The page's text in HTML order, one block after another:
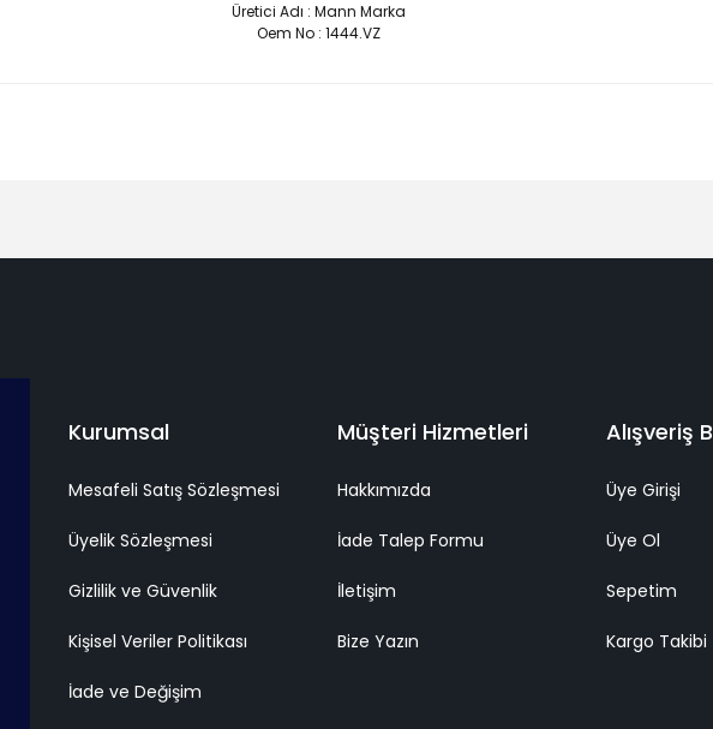
Üretici Adı : Mann Marka
Oem No : 1444.VZ
Kurumsal
Mesafeli Satış Sözleşmesi
Üyelik Sözleşmesi
Gizlilik ve Güvenlik
Kişisel Veriler Politikası
İade ve Değişim
Müşteri Hizmetleri
Hakkımızda
İade Talep Formu
İletişim
Bize Yazın
Alışveriş
Üye Girişi
Üye Ol
Sepetim
Kargo Takibi